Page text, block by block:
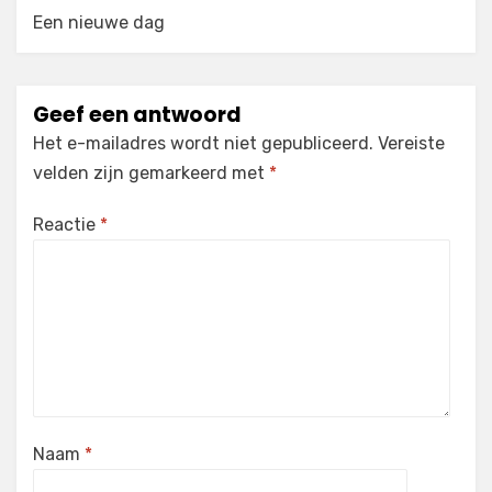
Een nieuwe dag
Geef een antwoord
Het e-mailadres wordt niet gepubliceerd. Vereiste
velden zijn gemarkeerd met *
Reactie *
Naam *